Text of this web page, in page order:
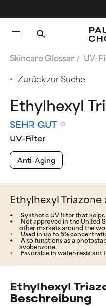
Skincare Glossar UV-
Zurück zur Suche
Ethylhexyl
SEHR GUT
UV-Filter
Anti-Aging
Ethylhexyl
Synthetic UV filter that
Not approved in the United
other markets around the
Used in up to 5%
Also functions as a
avobenzone
Favorable in water-resistant
Ethylhexyl
Beschreibung